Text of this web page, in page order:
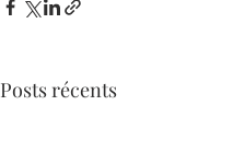
Posts récents